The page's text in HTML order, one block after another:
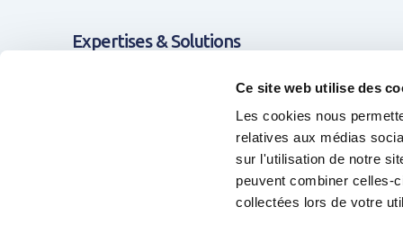
Ce site web utilise des
Les cookies nous
relatives aux médias
sur l'utilisation de notre
peuvent combiner celles-
collectées lors de votre
Expertises & Solutions
Données & Systèmes d'Information
Formation & Compétences
Animation de réseaux d'acteurs